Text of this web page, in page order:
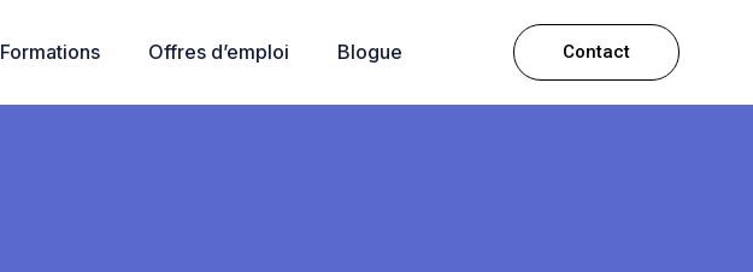
Formations Offres d’emploi Blogue Contact